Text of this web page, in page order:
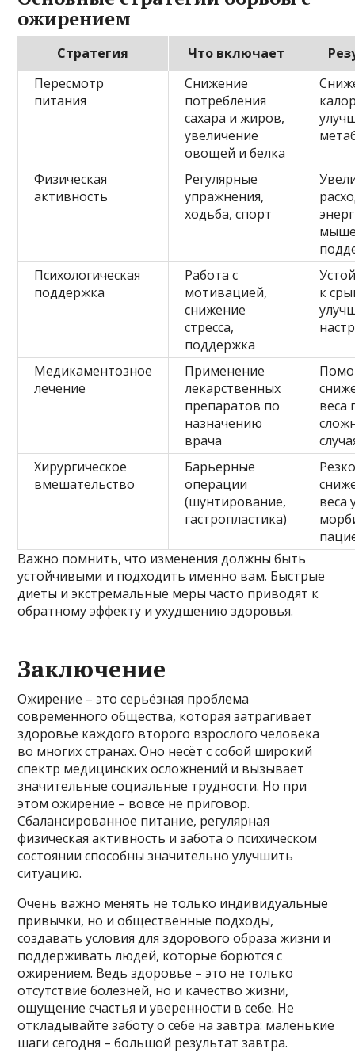
ожирением
Стратегия Что включает
Пересмотр
питания
Снижение
потребления
сахара и жиров,
увеличение
овощей и белка
Физическая
активность
Регулярные
упражнения,
ходьба, спорт
Психологическая
поддержка
Работа с
мотивацией,
снижение
стресса,
поддержка
к
Медикаментозное
лечение
Применение
лекарственных
препаратов по
назначению
врача
веса
Хирургическое
вмешательство
Барьерные
операции
(шунтирование,
гастропластика)
веса
Важно помнить, что изменения должны быть
устойчивыми и подходить именно вам. Быстрые
диеты и экстремальные меры часто приводят к
обратному эффекту и ухудшению здоровья.
Заключение
Ожирение – это серьёзная проблема
современного общества, которая затрагивает
здоровье каждого второго взрослого человека
во многих странах. Оно несёт с собой широкий
спектр медицинских осложнений и вызывает
значительные социальные трудности. Но при
этом ожирение – вовсе не приговор.
Сбалансированное питание, регулярная
физическая активность и забота о психическом
состоянии способны значительно улучшить
ситуацию.
Очень важно менять не только индивидуальные
привычки, но и общественные подходы,
создавать условия для здорового образа жизни и
поддерживать людей, которые борются с
ожирением. Ведь здоровье – это не только
отсутствие болезней, но и качество жизни,
ощущение счастья и уверенности в себе. Не
откладывайте заботу о себе на завтра: маленькие
шаги сегодня – большой результат завтра.